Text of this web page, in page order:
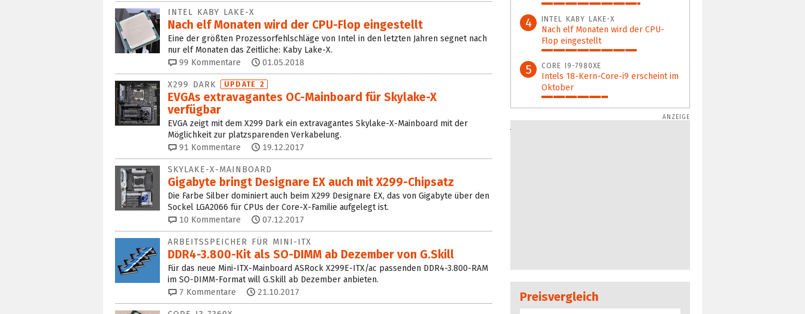
INTEL KABY LAKE-X
Nach elf Monaten wird der CPU-Flop eingestellt
Eine der größten Prozessorfehlschläge von Intel in den letzten Jahren segnet nach
nur elf Monaten das Zeitliche: Kaby Lake-X.
99 Kommentare 01.05.2018
X299 DARK UPDATE 2
EVGAs extravagantes OC-Mainboard für Skylake-X
verfügbar
EVGA zeigt mit dem X299 Dark ein extravagantes Skylake-X-Mainboard mit der
Möglichkeit zur platzsparenden Verkabelung.
91 Kommentare 19.12.2017
SKYLAKE-X-MAINBOARD
Gigabyte bringt Designare EX auch mit X299-Chipsatz
Die Farbe Silber dominiert auch beim X299 Designare EX, das von Gigabyte über den
Sockel LGA2066 für CPUs der Core-X-Familie aufgelegt ist.
10 Kommentare 07.12.2017
ARBEITSSPEICHER FÜR MINI-ITX
DDR4-3.800-Kit als SO-DIMM ab Dezember von G.Skill
Für das neue Mini-ITX-Mainboard ASRock X299E-ITX/ac passenden DDR4-3.800-RAM
im SO-DIMM-Format will G.Skill ab Dezember anbieten.
7 Kommentare 21.10.2017
71%
4 INTEL KABY LAKE-X
Nach elf Monaten wird der CPU-
Flop eingestellt
69%
5 CORE I9-7980XE
Intels 18-Kern-Core-i9 erscheint im
Oktober
48%
Preisvergleich